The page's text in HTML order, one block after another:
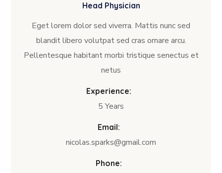
Head Physician
Eget lorem dolor sed viverra. Mattis nunc sed
blandit libero volutpat sed cras ornare arcu.
Pellentesque habitant morbi tristique senectus et
netus
Experience:
5 Years
Email:
nicolas.sparks@gmail.com
Phone: